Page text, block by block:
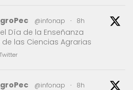
@infonap · 8h
Día de la Enseñanza
las Ciencias Agrarias
Twitter
@infonap · 8h